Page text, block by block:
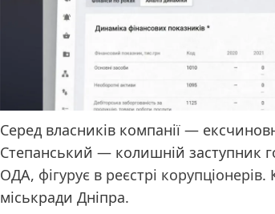
Серед власників компанії —
Степанський — колишній заступник
ОДА, фігурує в реєстрі корупціонерів.
міськради Дніпра.